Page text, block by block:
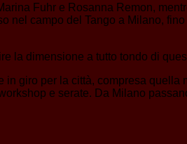
Fuhr e Rosanna Remon,
nel campo del Tango a Milano,
la dimensione a tutto tondo di
in giro per la città, compresa
e serate. Da Milano